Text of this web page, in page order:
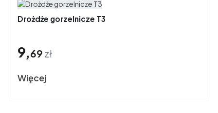
Drożdże gorzelnicze T3
9,69 zł
Więcej